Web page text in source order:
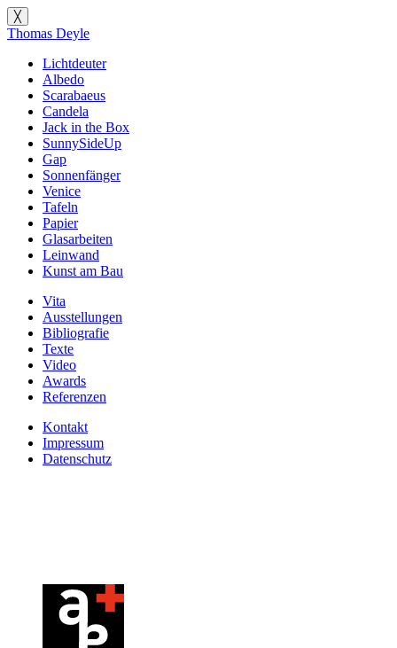
╳
Thomas Deyle
Lichtdeuter
Albedo
Scarabaeus
Candela
Jack in the Box
SunnySideUp
Gap
Sonnenfänger
Venice
Tafeln
Papier
Glasarbeiten
Leinwand
Kunst am Bau
Vita
Ausstellungen
Bibliografie
Texte
Video
Awards
Referenzen
Kontakt
Impressum
Datenschutz